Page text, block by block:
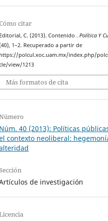
citar
Editorial, C. (2013). Contenido .Política Y
1–2. Recuperado a partir de
https://polcul.xoc.uam.mx/index.php/
view/1213
Más formatos de cita
Núm. 40 (2013): Políticas
contexto neoliberal:
de investigación